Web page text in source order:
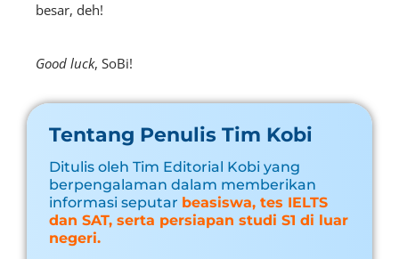
besar, deh!
Good luck, SoBi!
Tentang Penulis Tim Kobi
Ditulis oleh Tim Editorial Kobi yang
berpengalaman dalam memberikan
informasi seputar beasiswa, tes IELTS
dan SAT, serta persiapan studi S1 di luar
negeri.